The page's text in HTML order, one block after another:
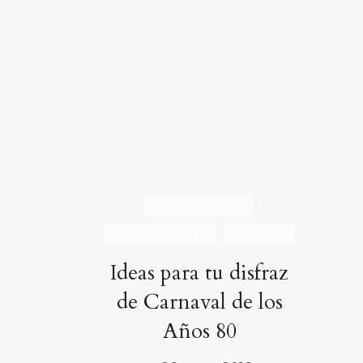
Ideas para tu disfraz
de Carnaval de los
Años 80